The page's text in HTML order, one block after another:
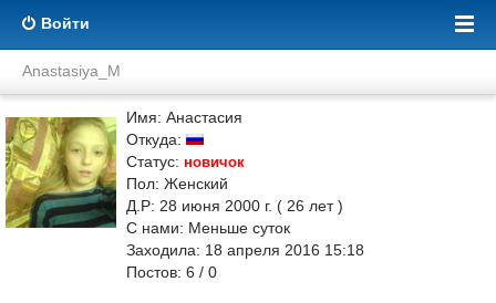
Войти
Anastasiya_M
Имя: Анастасия
Откуда:
Статус: новичок
Пол: Женский
Д.Р: 28 июня 2000 г. ( 26 лет )
С нами: Меньше суток
Заходила: 18 апреля 2016 15:18
Постов: 6 / 0